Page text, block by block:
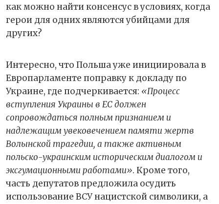
как можно найти консенсус в условиях, когда
герои для одних являются убийцами для
других?
Интересно, что Польша уже инициировала в
Европарламенте поправку к докладу по
Украине, где подчеркивается: «Процесс
вступления Украины в ЕС должен
сопровождаться полным признанием и
надлежащим увековечением памяти жертв
Волынской трагедии, а также активным
польско-украинским историческим диалогом и
эксгумационными работами». Кроме того,
часть депутатов предложила осудить
использование ВСУ нацистской символики, а